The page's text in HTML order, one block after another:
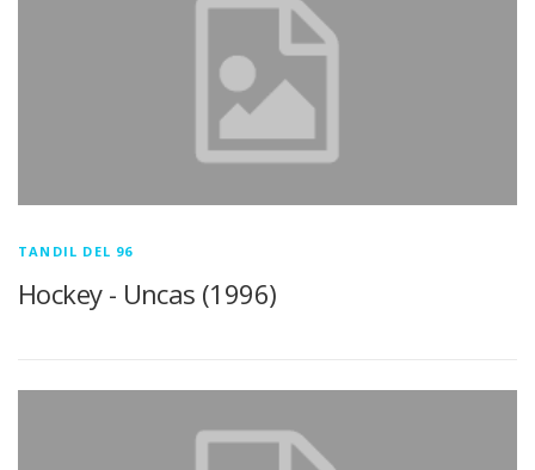
TANDIL DEL 96
Hockey - Uncas (1996)